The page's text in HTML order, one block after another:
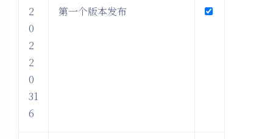
2
0
2
2
0
31
6
第一个版本发布